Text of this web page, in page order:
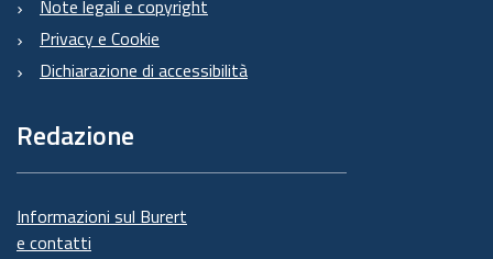
Note legali e copyright
Privacy e Cookie
Dichiarazione di accessibilità
Redazione
Informazioni sul Burert
e contatti